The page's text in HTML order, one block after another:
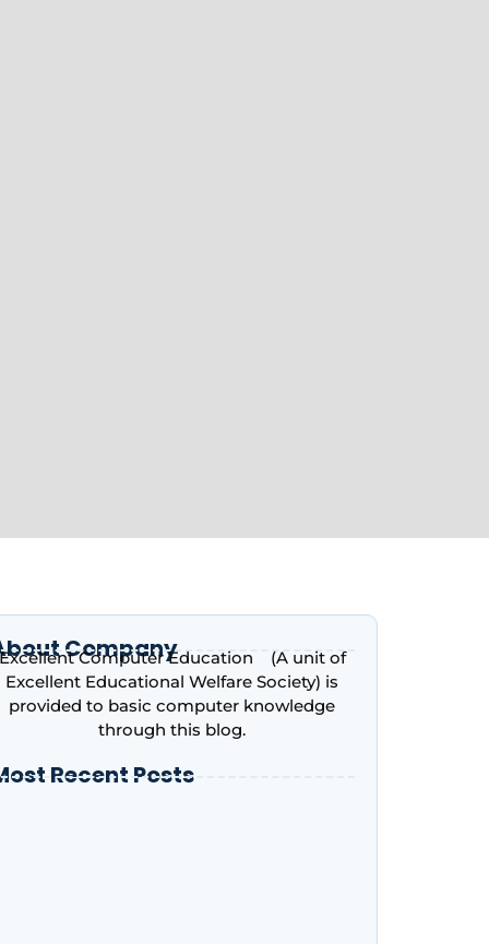
Company
Computer Education (A unit of
Excellent Educational Welfare Society) is
provided to basic computer knowledge
through this blog.
Recent Posts